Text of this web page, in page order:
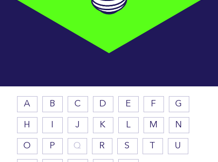
A B C D E F G
H J K L M N
O P Q R S U